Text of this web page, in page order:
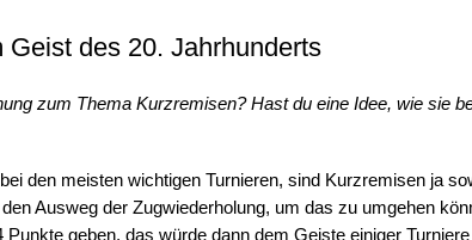
Geist des 20. Jahrhunderts
zum Thema Kurzremisen? Hast du eine Idee, wie sie
den meisten wichtigen Turnieren, sind Kurzremisen ja
Ausweg der Zugwiederholung, um das zu umgehen
Punkte geben, das würde dann dem Geiste einiger